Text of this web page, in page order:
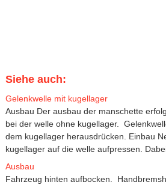
Siehe auch:
Gelenkwelle mit kugellager
Ausbau Der ausbau der manschette
bei der welle ohne kugellager.
dem kugellager herausdrücken. Einbau
kugellager auf die welle aufpressen.
Ausbau
Fahrzeug hinten aufbocken.